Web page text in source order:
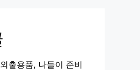
출용품, 나들이 준비